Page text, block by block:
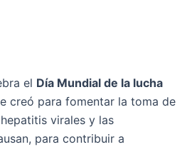
el Día Mundial de la lucha
creó para fomentar la toma de
virales y las
para contribuir a